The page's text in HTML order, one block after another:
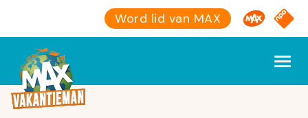
Word lid van MAX Omroep
NPO